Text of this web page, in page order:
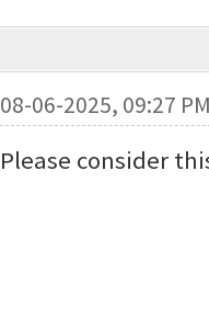
08-06-2025, 09:27
Please consider